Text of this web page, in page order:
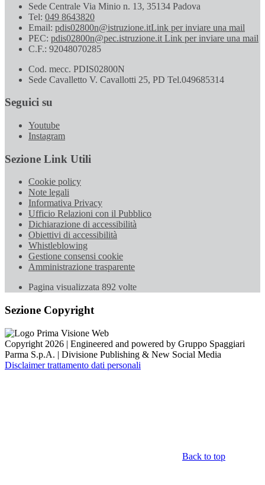
Sede Centrale Via Minio n. 13, 35134 Padova
Tel: 049 8643820
Email: pdis02800n@istruzione.itLink per inviare una mail
PEC: pdis02800n@pec.istruzione.it Link per inviare una mail
C.F.: 92048070285
Cod. mecc. PDIS02800N
Sede Cavalletto V. Cavallotti 25, PD Tel.049685314
Seguici su
Youtube
Instagram
Sezione Link Utili
Cookie policy
Note legali
Informativa Privacy
Ufficio Relazioni con il Pubblico
Dichiarazione di accessibilità
Obiettivi di accessibilità
Whistleblowing
Gestione consensi cookie
Amministrazione trasparente
Pagina visualizzata 892 volte
Sezione Copyright
Copyright 2026 | Engineered and powered by Gruppo Spaggiari
Parma S.p.A. | Divisione Publishing & New Social Media
Disclaimer trattamento dati personali
Back to top